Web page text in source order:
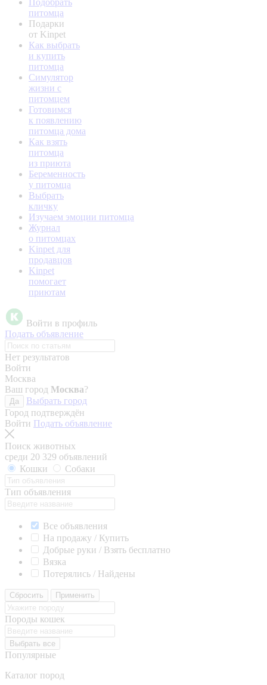
Подобрать
питомца
Подарки
от Kinpet
Как выбрать
и купить
питомца
Симулятор
жизни с
питомцем
Готовимся
к появлению
питомца дома
Как взять
питомца
из приюта
Беременность
у питомца
Выбрать
кличку
Изучаем эмоции питомца
Журнал
о питомцах
Kinpet для
продавцов
Kinpet
помогает
приютам
Войти в профиль
Подать объявление
Нет результатов
Войти
Москва
Ваш город Москва?
Да
Выбрать город
Город подтверждён
Войти Подать объявление
Поиск животных
среди 20 329 объявлений
Кошки
Собаки
Тип объявления
Все объявления
На продажу / Купить
Добрые руки / Взять бесплатно
Вязка
Потерялись / Найдены
Сбросить Применить
Породы кошек
Выбрать все
Популярные
Каталог пород